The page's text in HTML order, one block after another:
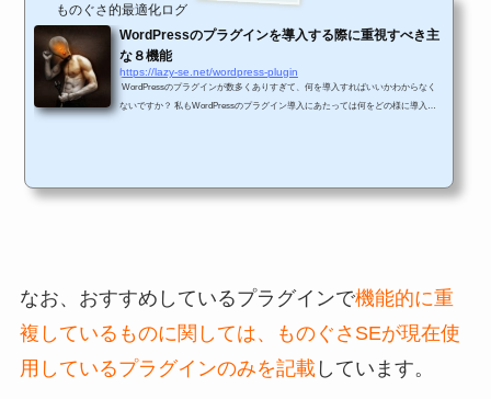
ものぐさ的最適化ログ
WordPressのプラグインを導入する際に重視すべき主
な８機能
https://lazy-se.net/wordpress-plugin
WordPressのプラグインが数多くありすぎて、何を導入すればいいかわからなく
ないですか？ 私もWordPressのプラグイン導入にあたっては何をどの様に導入す
役立つ情報かと思います。 WordPressの...
なお、おすすめしているプラグインで機能的に重
複しているものに関しては、ものぐさSEが現在使
用しているプラグインのみを記載しています。